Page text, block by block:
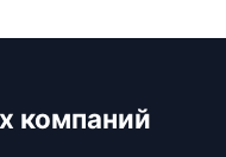
компаний